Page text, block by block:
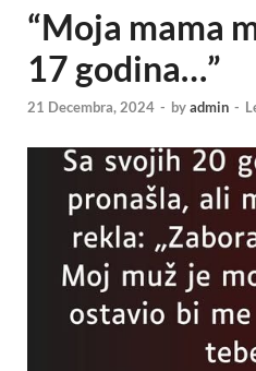
“Moja mama
17 godina…”
21 Decembra, 2024 - byadmin -